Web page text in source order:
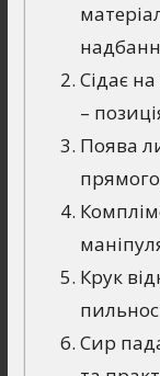
Сідає
–
Поява
Крук
Сир